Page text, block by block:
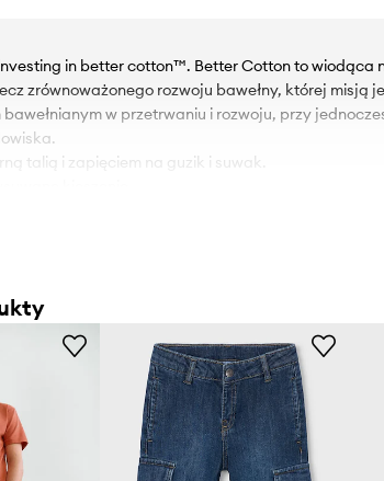
in better cotton™. Better Cotton to wiodąca
zrównoważonego rozwoju bawełny, której misją
bawełnianym w przetrwaniu i rozwoju, przy
talią i zapięciem na guzik i suwak.